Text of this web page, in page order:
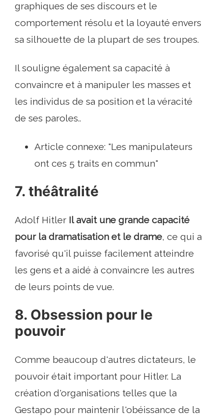
graphiques de ses discours et le
comportement résolu et la loyauté envers
sa silhouette de la plupart de ses troupes.
Il souligne également sa capacité à
convaincre et à manipuler les masses et
les individus de sa position et la véracité
de ses paroles..
Article connexe: "Les manipulateurs
ont ces 5 traits en commun"
7. théâtralité
Adolf Hitler Il avait une grande capacité
pour la dramatisation et le drame, ce qui a
favorisé qu'il puisse facilement atteindre
les gens et a aidé à convaincre les autres
de leurs points de vue.
8. Obsession pour le
pouvoir
Comme beaucoup d'autres dictateurs, le
pouvoir était important pour Hitler. La
création d'organisations telles que la
Gestapo pour maintenir l'obéissance de la